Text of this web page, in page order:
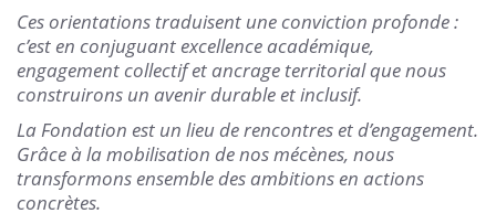
Ces orientations traduisent une conviction profonde :
c’est en conjuguant excellence académique,
engagement collectif et ancrage territorial que nous
construirons un avenir durable et inclusif.
La Fondation est un lieu de rencontres et d’engagement.
Grâce à la mobilisation de nos mécènes, nous
transformons ensemble des ambitions en actions
concrètes.